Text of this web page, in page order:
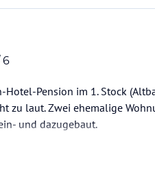
6
Hotel-Pension im 1. Stock
zu laut. Zwei ehemalige
und dazugebaut.